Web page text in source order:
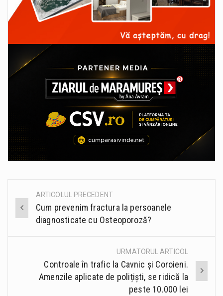
Post
navigation
ARTICOLUL PRECEDENT
Cum prevenim fractura la persoanele
diagnosticate cu Osteoporoză?
URMATORUL ARTICOL
Controale în trafic la Cavnic și Coroieni.
Amenzile aplicate de polițiști, se ridică la
peste 10.000 lei